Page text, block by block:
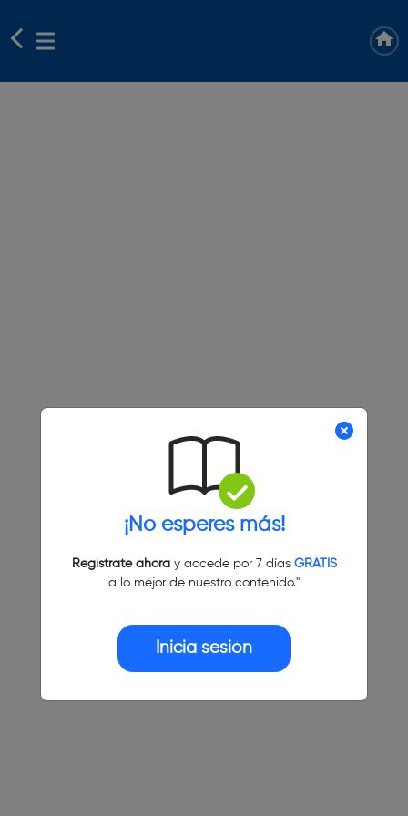
¡No esperes más!
Regístrate ahoray accede por 7 días GRATIS
a lo mejor de nuestro contenido."
Inicia sesión